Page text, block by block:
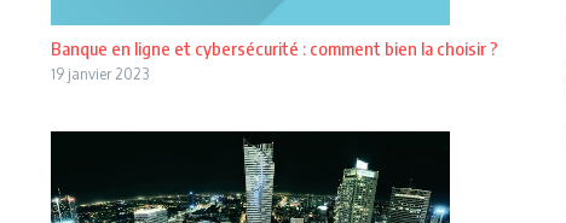
Banque en ligne et cybersécurité : comment bien la choisir ?
19 janvier 2023